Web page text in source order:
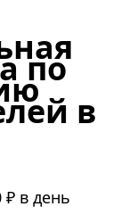
по
в
₽ в день